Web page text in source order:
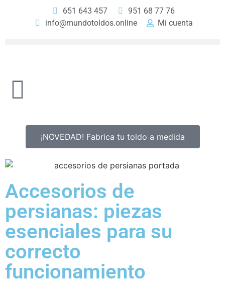
651 643 457
951 68 77 76
info@mundotoldos.online
Mi cuenta
¡NOVEDAD! Fabrica tu toldo a medida
Accesorios de
persianas: piezas
esenciales para su
correcto
funcionamiento